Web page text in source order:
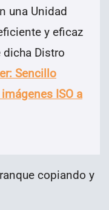
una Unidad
y eficaz
dicha Distro
Sencillo
ISO a